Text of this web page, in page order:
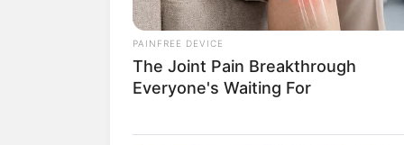
PAINFREE DEVICE
The Joint Pain Breakthrough
Everyone's Waiting For